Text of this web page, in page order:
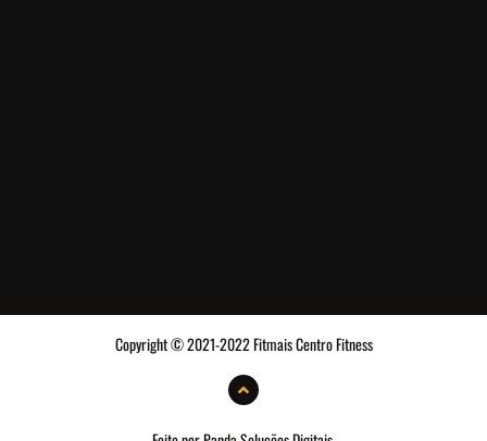
Copyright © 2021-2022 Fitmais Centro Fitness